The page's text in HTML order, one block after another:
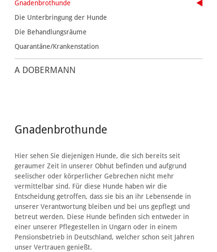
Gnadenbrothunde
Die Unterbringung der Hunde
Die Behandlungsräume
Quarantäne/Krankenstation
A DOBERMANN
Gnadenbrothunde
Hier sehen Sie diejenigen Hunde, die sich bereits seit
geraumer Zeit in unserer Obhut befinden und aufgrund
seelischer oder körperlicher Gebrechen nicht mehr
vermittelbar sind. Für diese Hunde haben wir die
Entscheidung getroffen, dass sie bis an ihr Lebensende in
unserer Verantwortung bleiben und bei uns gepflegt und
betreut werden. Diese Hunde befinden sich entweder in
einer unserer Pflegestellen in Ungarn oder in einem
Pensionsbetrieb in Deutschland, welcher schon seit Jahren
unser Vertrauen genießt.